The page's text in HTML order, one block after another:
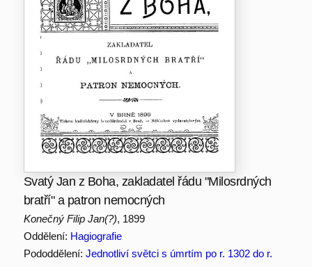
Svatý Jan z Boha, zakladatel řádu "Milosrdných
bratří" a patron nemocných
Konečný Filip Jan(?), 1899
Oddělení: Hagiografie
Pododdělení: Jednotliví světci s úmrtím po r. 1302 do r.